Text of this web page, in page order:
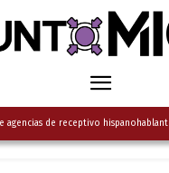
agencias de receptivo